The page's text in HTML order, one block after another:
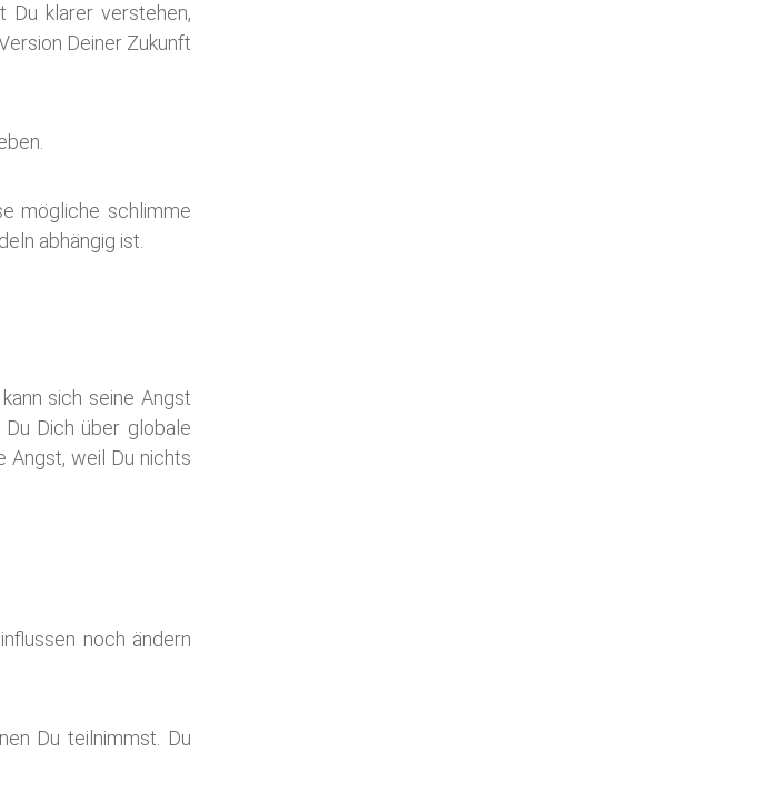
Du klarer verstehen,
Deiner Zukunft
mögliche schlimme
abhängig ist.
sich seine Angst
Dich über globale
Angst, weil Du nichts
noch ändern
Du teilnimmst. Du